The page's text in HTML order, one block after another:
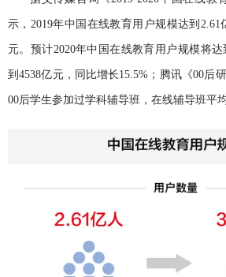
示，2019年中国在线教育用户规模达到2.61
元。预计2020年中国在线教育用户规模将
到4538亿元，同比增长15.5%；腾讯《00后
00后学生参加过学科辅导班，在线辅导班平